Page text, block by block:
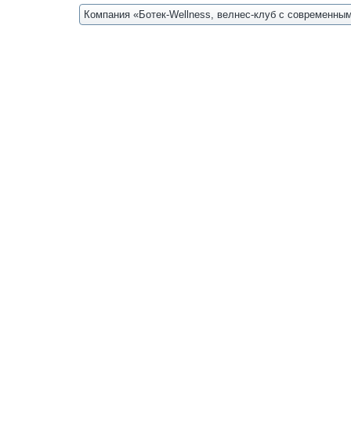
Компания «Ботек-Wellness, велнес-клуб с